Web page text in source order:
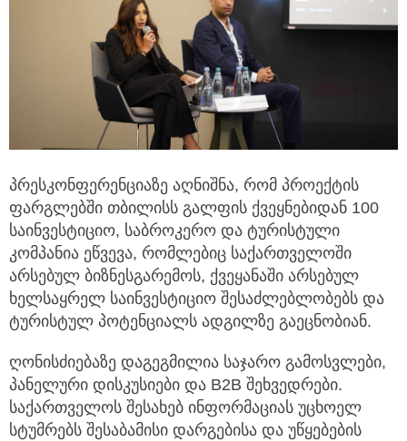
პრესკონფერენციაზე აღნიშნა, რომ პროექტის
ფარგლებში თბილისს გალფის ქვეყნებიდან 100
საინვესტიციო, საბროკერო და ტურისტული
კომპანია ეწვევა, რომლებიც საქართველოში
არსებულ ბიზნესგარემოს, ქვეყანაში არსებულ
ხელსაყრელ საინვესტიციო შესაძლებლობებს და
ტურისტულ პოტენციალს ადგილზე გაეცნობიან.
ღონისძიებაზე დაგეგმილია საჯარო გამოსვლები,
პანელური დისკუსიები და B2B შეხვედრები.
საქართველოს შესახებ ინფორმაციას უცხოელ
სტუმრებს შესაბამისი დარგებისა და უწყებების